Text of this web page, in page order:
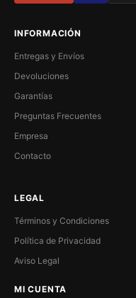
INFORMACIÓN
Entregas y Envíos
Devoluciones
Garantías
Preguntas Frecuentes
Empresa
Contacto
LEGAL
Términos y Condiciones
Política de Privacidad
Aviso Legal
MI CUENTA